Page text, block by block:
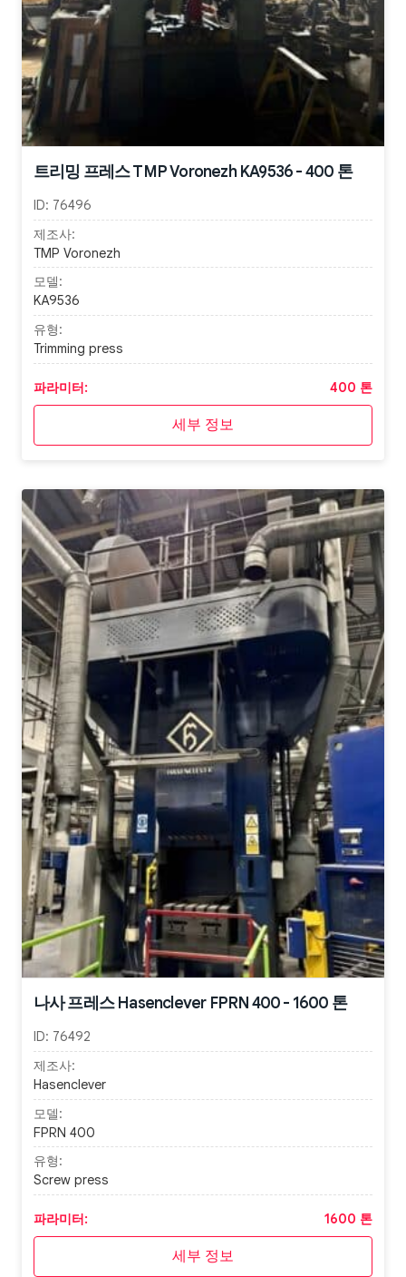
트리밍 프레스 TMP Voronezh KA9536 - 400 톤
ID: 76496
제조사:
TMP Voronezh
모델:
KA9536
유형:
Trimming press
파라미터: 400 톤
세부 정보
나사 프레스 Hasenclever FPRN 400 - 1600 톤
ID: 76492
제조사:
Hasenclever
모델:
FPRN 400
유형:
Screw press
파라미터: 1600 톤
세부 정보